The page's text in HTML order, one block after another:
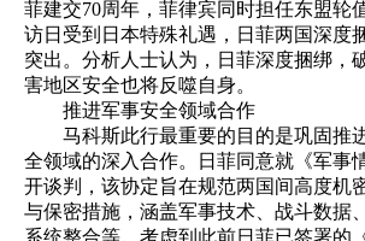
菲建交70周年，菲律宾同时担任东盟轮
访日受到日本特殊礼遇，日菲两国深度
突出。分析人士认为，日菲深度捆绑，
害地区安全也将反噬自身。
推进军事安全领域合作
马科斯此行最重要的目的是巩固推
全领域的深入合作。日菲同意就《军事
开谈判，该协定旨在规范两国间高度机
与保密措施，涵盖军事技术、战斗数据